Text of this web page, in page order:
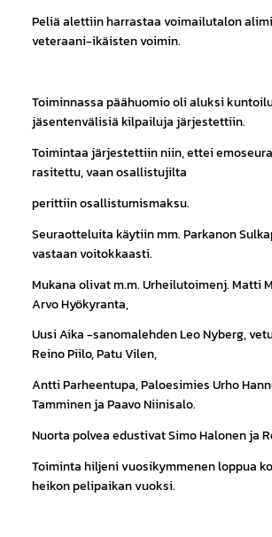
Peliä alettiin harrastaa voimailutalon
veteraani-ikäisten voimin.
Toiminnassa päähuomio oli aluksi
jäsentenvälisiä kilpailuja järjestettiin.
Toimintaa järjestettiin niin, ettei
rasitettu, vaan osallistujilta
perittiin osallistumismaksu.
Seuraotteluita käytiin mm. Parkanon
vastaan voitokkaasti.
Mukana olivat m.m. Urheilutoimenj. Matti
Arvo Hyökyranta,
Uusi Aika -sanomalehden Leo Nyberg,
Reino Piilo, Patu Vilen,
Antti Parheentupa, Paloesimies Urho
Tamminen ja Paavo Niinisalo.
Nuorta polvea edustivat Simo Halonen ja
Toiminta hiljeni vuosikymmenen loppua
heikon pelipaikan vuoksi.